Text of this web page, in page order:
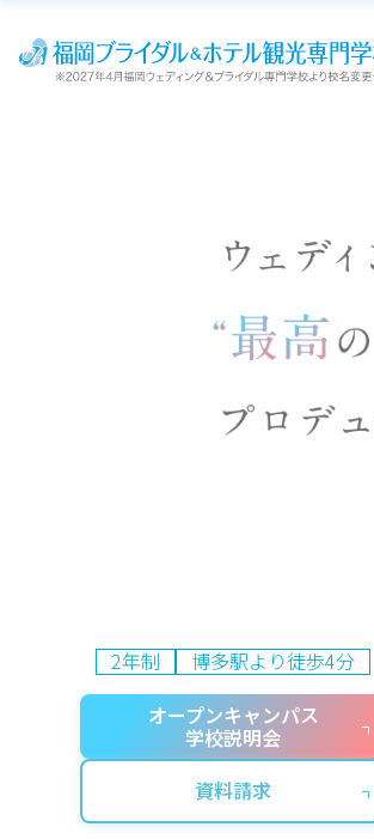
2年制
博多駅より徒歩4分
オープンキャンパス
学校説明会
資料請求